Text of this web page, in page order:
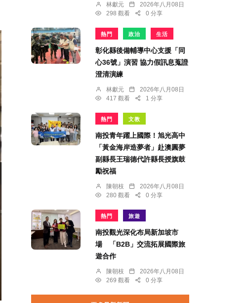
林獻元
2026年八月08日
298 觀看
0 分享
熱門 政治 生活
彰化縣後備輔導中心支援「同
心36號」演習 協力假訊息蒐證
澄清演練
林獻元
2026年八月08日
417 觀看
1 分享
熱門 文教
南投青年躍上國際！旭光高中
「黃金海岸造夢者」赴澳圓夢
副縣長王瑞德代許縣長授旗鼓
勵祝福
陳朝枝
2026年八月08日
280 觀看
0 分享
熱門 旅遊
南投觀光深化布局新加坡市
場 「B2B」交流拓展國際旅
遊合作
陳朝枝
2026年八月08日
269 觀看
0 分享